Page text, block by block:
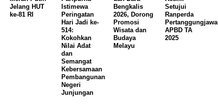
Jelang HUT
ke-81 RI
Istimewa
Peringatan
Hari Jadi ke-
514:
Kokohkan
Nilai Adat
dan
Semangat
Kebersamaan
Pembangunan
Negeri
Junjungan
Bengkalis
2026, Dorong
Promosi
Wisata dan
Budaya
Melayu
Setujui
Ranperda
APBD TA
2025